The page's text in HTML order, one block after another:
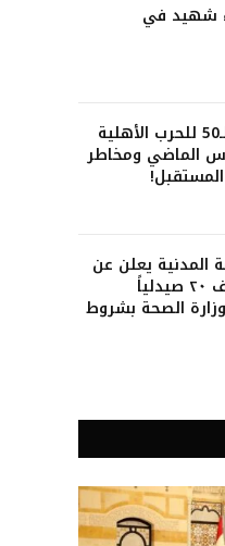
شهيد في
في الذكرى الـ50 للحرب الأهلية
الماضي ومخاطر
المدنية يعلن عن
مباراة لتوظيف ٢٠ صيدلياً
الصحة بشروط